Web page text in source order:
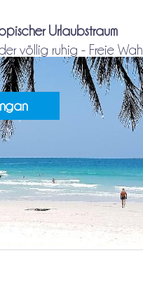
Urlaubstraum
völlig ruhig - Freie Wahl